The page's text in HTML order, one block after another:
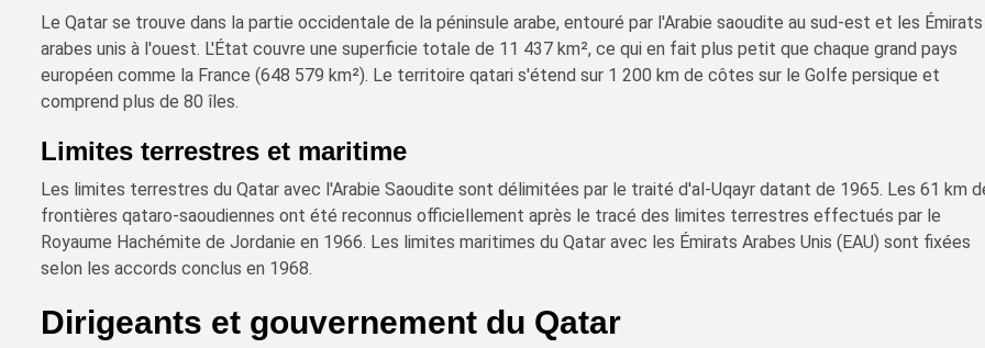
Le Qatar se trouve dans la partie occidentale de la péninsule arabe, entouré par l'Arabie saoudite au sud-est et les Émirats
arabes unis à l'ouest. L'État couvre une superficie totale de 11 437 km², ce qui en fait plus petit que chaque grand pays
européen comme la France (648 579 km²). Le territoire qatari s'étend sur 1 200 km de côtes sur le Golfe persique et
comprend plus de 80 îles.
Limites terrestres et maritime
Les limites terrestres du Qatar avec l'Arabie Saoudite sont délimitées par le traité d'al-Uqayr datant de 1965. Les 61 km
frontières qataro-saoudiennes ont été reconnus officiellement après le tracé des limites terrestres effectués par le
Royaume Hachémite de Jordanie en 1966. Les limites maritimes du Qatar avec les Émirats Arabes Unis (EAU) sont fixées
selon les accords conclus en 1968.
Dirigeants et gouvernement du Qatar